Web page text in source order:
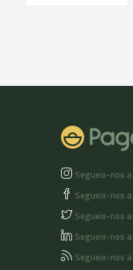
Segueix-nos a
Segueix-nos a
Segueix-nos a
Segueix-nos a
Segueix-nos a